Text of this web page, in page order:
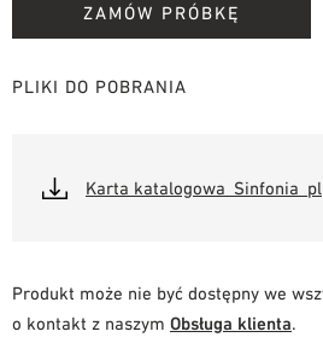
ZAMÓW PRÓBKĘ
PLIKI DO POBRANIA
Karta katalogowa_Sinfonia_pl
Produkt może nie być dostępny we
o kontakt z naszym Obsługa klienta.